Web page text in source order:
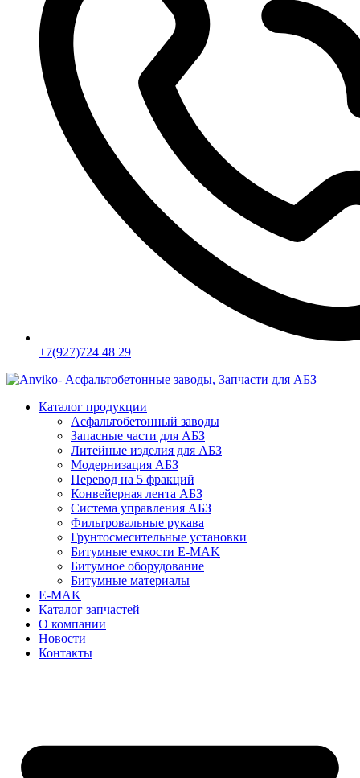
+7(927)724 48 29
Каталог продукции
Асфальтобетонный заводы
Запасные части для АБЗ
Литейные изделия для АБЗ
Модернизация АБЗ
Перевод на 5 фракций
Конвейерная лента АБЗ
Система управления АБЗ
Фильтровальные рукава
Грунтосмесительные установки
Битумные емкости E-MAK
Битумное оборудование
Битумные материалы
E-MAK
Каталог запчастей
О компании
Новости
Контакты